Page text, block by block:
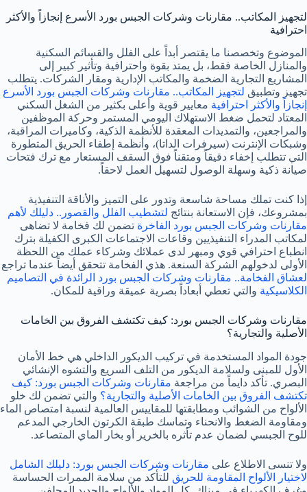
لتجهيز المكاتب.. مقارنات وشركات الجبس بورد الأسرع إنجازاً والأكثر
احترافية
الموضوع وتخصصنا ما يقتصر أبداً على الفلل والقسائم السكنية
والمنازل الخاصة فقط، بل يمتد بقوة واحترافية وتأثير كبير إلى
المشاريع التجارية الضخمة والمكاتب الإدارية ومقار الشركات. يتطلب
تجهيز وتطبيق لتجهيز المكاتب.. مقارنات وشركات الجبس بورد الأسرع
إنجازاً والأكثر احترافية معايير قوية وأعلى بكثير من الشغل السكني
المعتاد لتحمل ضغط الاستهلاك اليومي المستمر وحركة الموظفين
والمراجعين، والتمديدات المعقدة للأنظمة الذكية، وكاميرات المراقبة،
وشبكات الإنترنت (سيرفرات الداتا)، وأنظمة إطفاء الحريق المتطورة
التي تتطلب إخفاء دقيقاً ومتقناً فوق السقف المستعار مع ترك فتحات
صيانة ذكية وسهلة الوصول لتسهيل العمل لاحقاً.
إذا كنت تملك مساحة شاسعة وتدور على التميز والأناقة التنفيذية
بمشروعك، فإن الاستعانة بنتائج لتشطيب الفلل والقصور.. دليلك لأهم
مقارنات وشركات الجبس بورد الفاخرة تضمن لك فخامة لا تضاهى
لمكاتب المدراء التنفيذيين وقاعات الاجتماعات الكبرى الكفيلة بترك
انطباع احترافي قوي ومبهر لدى عملائك وشركاء عملك من اللحظة
الأولى لدخولهم الشركة السنعة. هذي الفخامة تتحقق أيضاً عندما تراجع
لعشاق الفخامة.. مقارنات وشركات الجبس بورد الرائدة في التصاميم
الكلاسيكية والتي تعطي أبعاداً بصرية عميقة وراقية للمكان.
مقارنات وشركات الجبس بورد: كيف تكتشف الفروق بين الخامات
الأصلية والتجارية؟
جودة المواد المستخدمة في تركيب الديكور الداخلي هي خط الأمان
الأول للمبنى ولسلامة الديكور من التلف السريع والتشوه الإنشائي
البصري. تأكد دايماً من مراجعة مقارنات وشركات الجبس بورد: كيف
تكتشف الفروق بين الخامات الأصلية والتجارية؟ والتي تضمن لك خلو
الألواح من الشوائب ومطابقتها للمقاييس العالمية لنسبة امتصاص الماء
ومقاومة الضغط والانحناء وتماسك طبقة الكرتون الخارجي المدعم
للوح الجبسي لضمان عدم تأثره بالخرير أو بخار الماي المتصاعد.
ولا تنسى الاطلاع على مقارنات وشركات الجبس بورد: دليلك الشامل
لاختيار الألواح المقاومة للحريق للتأكد من سلامة الممرات الحساسة